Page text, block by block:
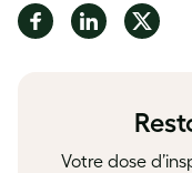
Share Share Share
Votre dose